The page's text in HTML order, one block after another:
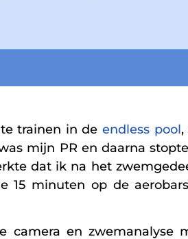
trainen in de endless pool
mijn PR en daarna
dat ik na het
15 minuten op de
camera en zwemanalyse